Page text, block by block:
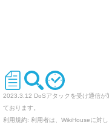
2023.3.12 DoSアタックを受け通信が
ております。
利用規約: 利用者は、WikiHouseに対